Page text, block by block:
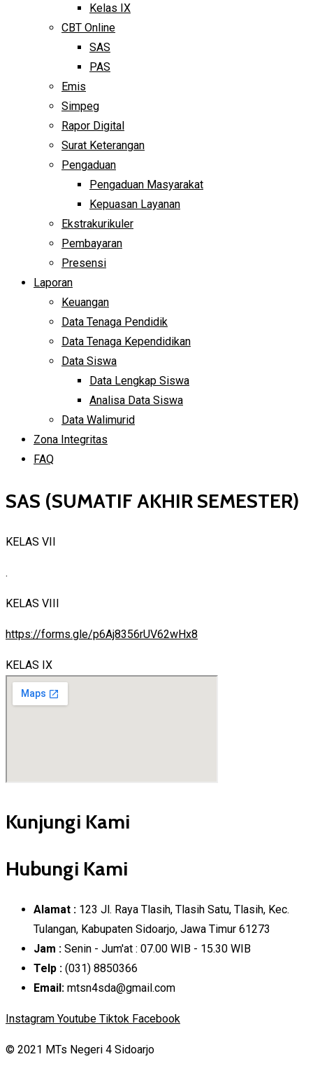
Kelas IX
CBT Online
SAS
PAS
Emis
Simpeg
Rapor Digital
Surat Keterangan
Pengaduan
Pengaduan Masyarakat
Kepuasan Layanan
Ekstrakurikuler
Pembayaran
Presensi
Laporan
Keuangan
Data Tenaga Pendidik
Data Tenaga Kependidikan
Data Siswa
Data Lengkap Siswa
Analisa Data Siswa
Data Walimurid
Zona Integritas
FAQ
SAS (SUMATIF AKHIR SEMESTER)
KELAS VII
.
KELAS VIII
https://forms.gle/p6Aj8356rUV62wHx8
KELAS IX
Kunjungi Kami
Hubungi Kami
Alamat : 123 Jl. Raya Tlasih, Tlasih Satu, Tlasih, Kec.
Tulangan, Kabupaten Sidoarjo, Jawa Timur 61273
Jam : Senin - Jum'at : 07.00 WIB - 15.30 WIB
Telp : (031) 8850366
Email: mtsn4sda@gmail.com
Instagram Youtube Tiktok Facebook
© 2021 MTs Negeri 4 Sidoarjo